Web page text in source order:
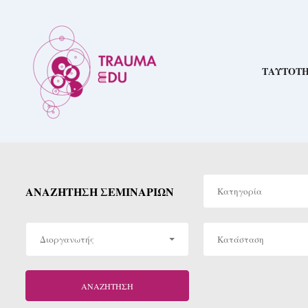
ΑΝΑΖΉΤΗΣΗ ΣΕΜΙΝΑΡΊΩΝ Κατηγορία
Διοργανωτής Κατάσταση
ΑΝΑΖΉΤΗΣΗ